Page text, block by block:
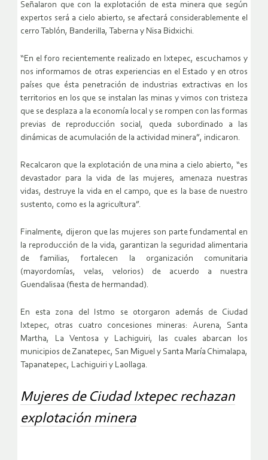
Señalaron que con la explotación de esta minera que según
expertos será a cielo abierto, se afectará considerablemente el
cerro Tablón, Banderilla, Taberna y Nisa Bidxichi.
“En el foro recientemente realizado en Ixtepec, escuchamos y
nos informamos de otras experiencias en el Estado y en otros
países que ésta penetración de industrias extractivas en los
territorios en los que se instalan las minas y vimos con tristeza
que se desplaza a la economía local y se rompen con las formas
previas de reproducción social, queda subordinado a las
dinámicas de acumulación de la actividad minera”, indicaron.
Recalcaron que la explotación de una mina a cielo abierto, “es
devastador para la vida de las mujeres, amenaza nuestras
vidas, destruye la vida en el campo, que es la base de nuestro
sustento, como es la agricultura”.
Finalmente, dijeron que las mujeres son parte fundamental en
la reproducción de la vida, garantizan la seguridad alimentaria
de familias, fortalecen la organización comunitaria
(mayordomías, velas, velorios) de acuerdo a nuestra
Guendalisaa (fiesta de hermandad).
En esta zona del Istmo se otorgaron además de Ciudad
Ixtepec, otras cuatro concesiones mineras: Aurena, Santa
Martha, La Ventosa y Lachiguiri, las cuales abarcan los
municipios de Zanatepec, San Miguel y Santa María Chimalapa,
Tapanatepec, Lachiguiri y Laollaga.
Mujeres de Ciudad Ixtepec rechazan
explotación minera